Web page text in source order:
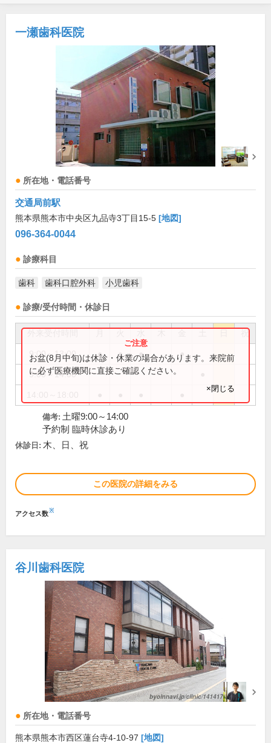
一瀬歯科医院
所在地・電話番号
交通局前駅
熊本県熊本市中央区九品寺3丁目15-5 [地図]
096-364-0044
診療科目
歯科 歯科口腔外科 小児歯科
診療/受付時間・休診日
祝
9:00～13:00 ● ● ● ●
9:00～14:00
お盆(8月中旬)は休診・休業の場合があります。来院前
に必ず医療機関に直接ご確認ください。
×閉じる
備考: 土曜9:00～14:00
予約制 臨時休診あり
休診日: 木、日、祝
この医院の詳細をみる
アクセス数※
谷川歯科医院
所在地・電話番号
熊本県熊本市西区蓮台寺4-10-97 [地図]